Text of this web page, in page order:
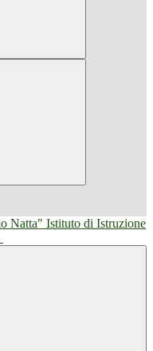
Istituto di Istruzione